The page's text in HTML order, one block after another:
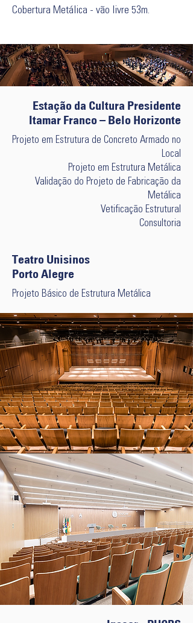
Cobertura Metálica - vão livre 53m.
Estação da Cultura Presidente
Itamar Franco – Belo Horizonte
Projeto em Estrutura de Concreto Armado no
Local
Projeto em Estrutura Metálica
Validação do Projeto de Fabricação da
Metálica
Vetificação Estrutural
Consultoria
Teatro Unisinos
Porto Alegre
Projeto Básico de Estrutura Metálica